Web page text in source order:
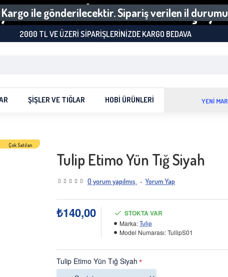
ile gönderilecektir. Sipariş verilen il
2000 TL VE ÜZERI SIPARIŞLERINIZDE KARGO BEDAVA
ŞIŞLER VE TIĞLAR HOBI ÜRÜNLERI YENİ
Çok Satılan
Tulip Etimo Yün Tığ Siyah
0 yorum yapılmış. - Yorum Yap
₺140,00 STOKTA VAR
Marka: Tulip
Model Numarası:TullipS01
Tulip Etimo Yün Tığ Siyah